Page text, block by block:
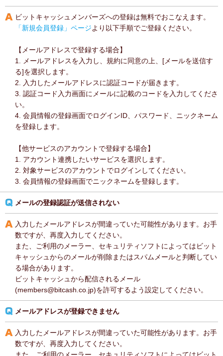
ビットキャッシュメンバーズへの登録は無料でおこなえます。
「新規会員登録」ページより以下手順でご登録ください。
【メールアドレスで登録する場合】
1. メールアドレスを入力し、規約に同意の上、[メールを送信す
る]を選択します。
2. 入力したメールアドレスに認証コードが届きます。
3. 認証コード入力画面にメールに記載のコードを入力してくださ
い。
4. 会員情報の登録画面でログインID、パスワード、ニックネーム
を登録します。
【他サービスのアカウントで登録する場合】
1. アカウント連携したいサービスを選択します。
2. 対象サービスのアカウントでログインしてください。
3. 会員情報の登録画面でニックネームを登録します。
メールの登録認証が送信されない
入力したメールアドレスが間違っていた可能性があります。お手
数ですが、再度入力してください。
また、ご利用のメーラー、セキュリティソフトによってはビット
キャッシュからのメールが削除またはスパムメールと判断してい
る場合があります。
ビットキャッシュから配信されるメール
(members@bitcash.co.jp)を許可するよう設定してください。
メールアドレスが登録できません
入力したメールアドレスが間違っていた可能性があります。お手
数ですが、再度入力してください。